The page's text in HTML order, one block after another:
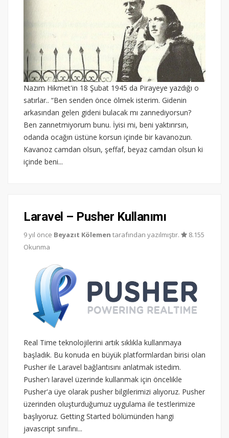
Nazım Hikmet'in 18 Şubat 1945 da Pirayeye yazdığı o
satırlar.. “Ben senden önce ölmek isterim. Gidenin
arkasından gelen gideni bulacak mı zannediyorsun?
Ben zannetmiyorum bunu. İyisi mi, beni yaktırırsın,
odanda ocağın üstüne korsun içinde bir kavanozun.
Kavanoz camdan olsun, şeffaf, beyaz camdan olsun ki
içinde beni...
Laravel – Pusher Kullanımı
9 yıl önce Beyazıt Kölemen tarafından yazılmıştır.
8.155
Okunma
Real Time teknolojilerini artık sıklıkla kullanmaya
başladık. Bu konuda en büyük platformlardan birisi olan
Pusher ile Laravel bağlantısını anlatmak istedim.
Pusher'ı laravel üzerinde kullanmak için öncelikle
Pusher'a üye olarak pusher bilgilerimizi alıyoruz. Pusher
üzerinden oluşturduğumuz uygulama ile testlerimize
başlıyoruz. Getting Started bölümünden hangi
javascript sınıfını...